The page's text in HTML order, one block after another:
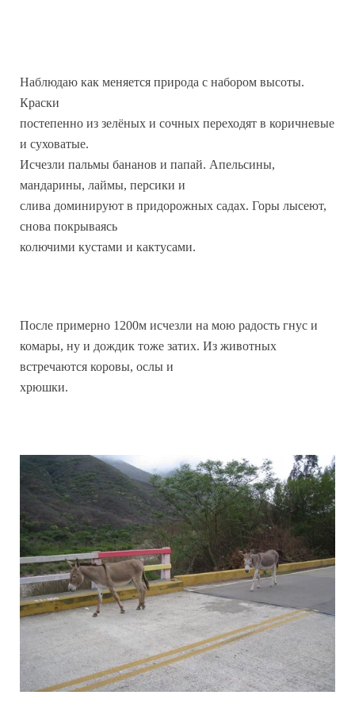
Наблюдаю как меняется природа с набором высоты.
Краски
постепенно из зелёных и сочных переходят в коричневые
и суховатые.
Исчезли пальмы бананов и папай. Апельсины,
мандарины, лаймы, персики и
слива доминируют в придорожных садах. Горы лысеют,
снова покрываясь
колючими кустами и кактусами.
После примерно 1200м исчезли на мою радость гнус и
комары, ну и дождик тоже затих. Из животных
встречаются коровы, ослы и
хрюшки.